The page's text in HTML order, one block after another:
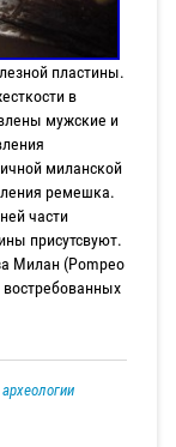
пластины.
в
мужские и
миланской
ремешка.
части
присутсвуют.
Милан (Pompeo